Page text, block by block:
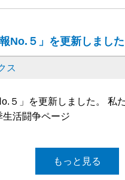
No.５」を更新しました
ス
５」を更新しました。 私
活闘争ページ
もっと見る